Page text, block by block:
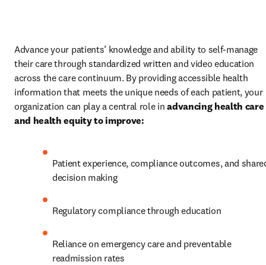
Advance your patients’ knowledge and ability to self-manage
their care through standardized written and video education
across the care continuum. By providing accessible health
information that meets the unique needs of each patient, your
organization can play a central role in advancing health care
and health equity to improve:
Patient experience, compliance outcomes, and
decision making
Regulatory compliance through education
Reliance on emergency care and preventable
readmission rates